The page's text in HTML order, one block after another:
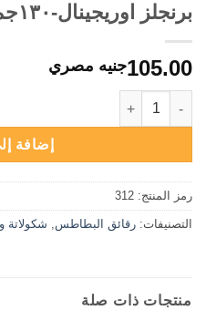
برنجلز اوريجينال-١٣٠جم
105.00جنيه مصري
كمية برنجلز اوريجينال-١٣٠جم
إضافة
رمز المنتج: 312
التصنيفات: رقائق البطاطس شكولاتة
منتجات ذات صلة